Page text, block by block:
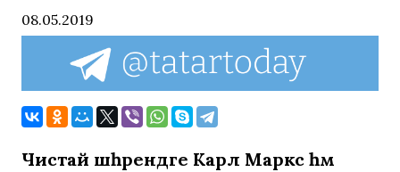
08.05.2019
Чистай шәһәрендәге Карл Маркс һәм